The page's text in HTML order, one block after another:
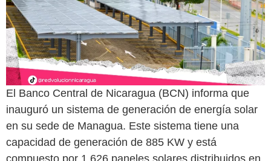
El Banco Central de Nicaragua (BCN) informa que
inauguró un sistema de generación de energía solar
en su sede de Managua. Este sistema tiene una
capacidad de generación de 885 KW y está